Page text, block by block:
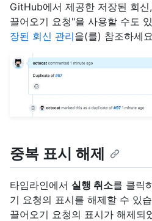
GitHub에서 제공한 저장된 회
끌어오기 요청"을 사용할 수도
장된 회신 관리을(를) 참조하세
중복 표시 해제
타임라인에서 실행 취소를 클릭
기 요청의 표시를 해제할 수 있
끌어오기 요청의 표시가 해제되